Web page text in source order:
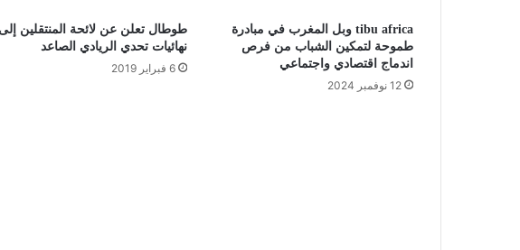
tibu africa وبل المغرب في مبادرة
طموحة لتمكين الشباب من فرص
اندماج اقتصادي واجتماعي
12 نوفمبر 2024
طوطال تعلن عن لائحة المنتقلين إلى
نهائيات تحدي الريادي الصاعد
6 فبراير 2019